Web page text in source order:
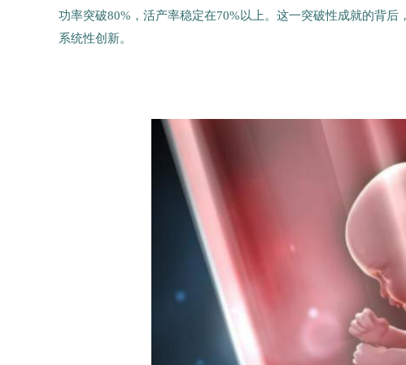
功率突破80%，活产率稳定在70%以上。这一突破性成就的背
系统性创新。